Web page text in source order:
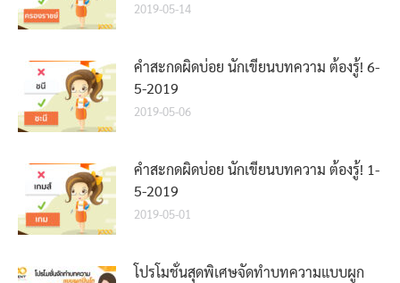
2019-05-14
คำสะกดผิดบ่อย นักเขียนบทความ ต้องรู้! 6-
5-2019
2019-05-06
คำสะกดผิดบ่อย นักเขียนบทความ ต้องรู้! 1-
5-2019
2019-05-01
โปรโมชั่นสุดพิเศษจัดทำบทความแบบผูก